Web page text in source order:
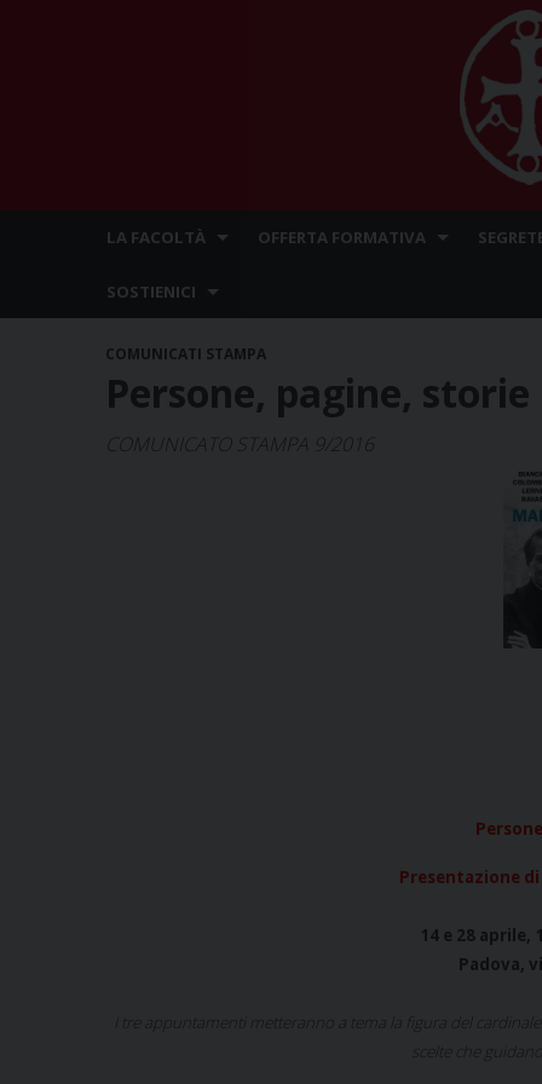
LA FACOLTÀ OFFERTA FORMATIVA
SOSTIENICI
COMUNICATI STAMPA
Persone, pagine, storie
COMUNICATO STAMPA 9/2016
Presentazione
14 e 28 aprile,
Padova,
I tre appuntamenti metteranno a tema la figura del
scelte che